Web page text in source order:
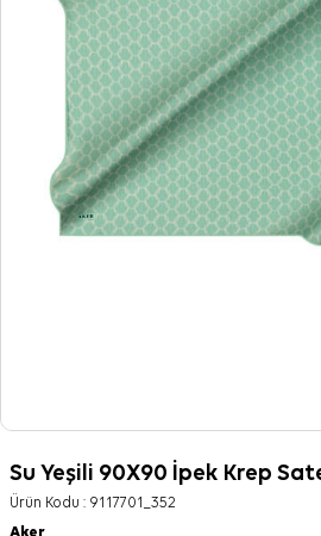
Su Yeşili 90X90 İpek Krep
Ürün Kodu : 9117701_352